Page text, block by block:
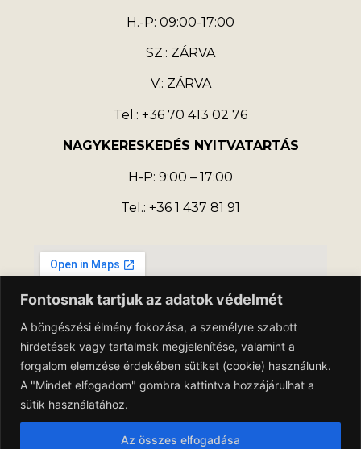
Fontosnak tartjuk az adatok védelmét
A böngészési élmény fokozása, a személyre szabott
hirdetések vagy tartalmak megjelenítése, valamint a
forgalom elemzése érdekében sütiket (cookie) használunk.
A "Mindet elfogadom" gombra kattintva hozzájárulhat a
sütik használatához.
Az összes elfogadása
H.-P: 09:00-17:00
SZ.: ZÁRVA
V.: ZÁRVA
Tel.: +36 70 413 02 76
NAGYKERESKEDÉS NYITVATARTÁS
H-P: 9:00 – 17:00
Tel.: +36 1 437 81 91
Adatkezelési Tájékoztató